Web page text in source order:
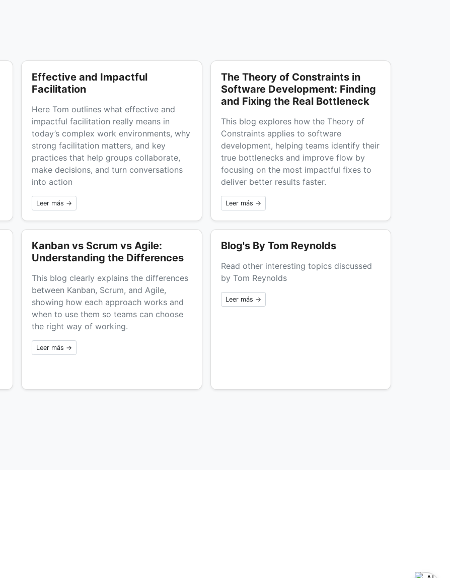
Effective and Impactful
Facilitation
Here Tom outlines what effective and
impactful facilitation really means in
today’s complex work environments, why
strong facilitation matters, and key
practices that help groups collaborate,
make decisions, and turn conversations
into action
Leer más →
The Theory of Constraints in
Software Development: Finding
and Fixing the Real Bottleneck
This blog explores how the Theory of
Constraints applies to software
development, helping teams identify their
true bottlenecks and improve flow by
focusing on the most impactful fixes to
deliver better results faster.
Leer más →
Kanban vs Scrum vs Agile:
Understanding the Differences
This blog clearly explains the differences
between Kanban, Scrum, and Agile,
showing how each approach works and
when to use them so teams can choose
the right way of working.
Leer más →
Blog's By Tom Reynolds
Read other interesting topics discussed
by Tom Reynolds
Leer más →